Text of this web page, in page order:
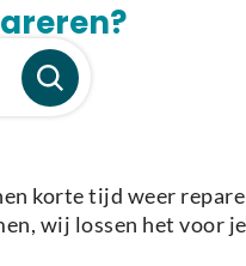
korte tijd weer
wij lossen het voor